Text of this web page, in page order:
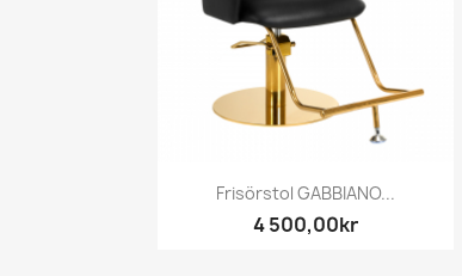
Snabbvy
Frisörstol GABBIANO...
4 500,00kr